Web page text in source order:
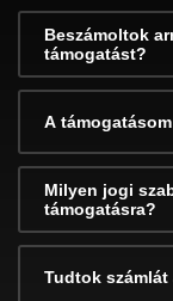
Beszámoltok
támogatást?
A
Milyen jogi
támogatásra?
Tudtok